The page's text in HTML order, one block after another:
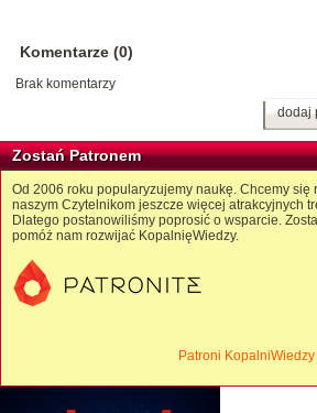
Komentarze (0)
Brak komentarzy
dodaj
Zostań Patronem
Od 2006 roku popularyzujemy naukę. Chcemy się
naszym Czytelnikom jeszcze więcej atrakcyjnych
Dlatego postanowiliśmy poprosić o wsparcie.
pomóż nam rozwijać KopalnięWiedzy.
Patroni KopalniWiedzy